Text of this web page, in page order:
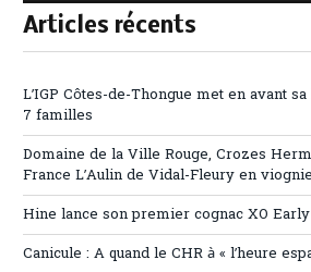
Articles récents
L’IGP Côtes-de-Thongue met en avant
7 familles
Domaine de la Ville Rouge, Crozes
France L’Aulin de Vidal-Fleury en
Hine lance son premier cognac XO
Canicule : A quand le CHR à « l’heure